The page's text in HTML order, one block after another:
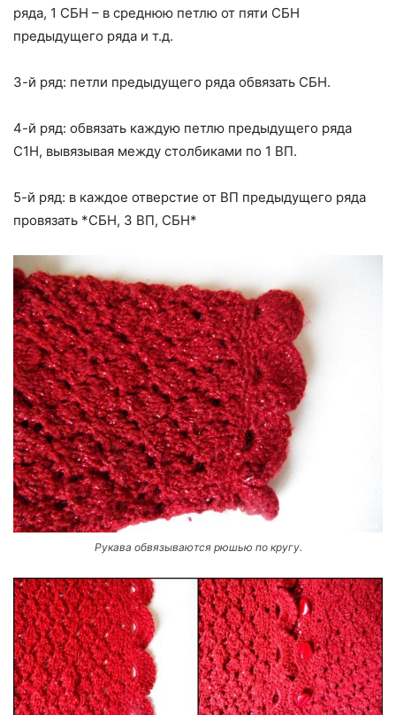
ряда, 1 СБН – в среднюю петлю от пяти СБН
предыдущего ряда и т.д.
3-й ряд: петли предыдущего ряда обвязать СБН.
4-й ряд: обвязать каждую петлю предыдущего ряда
С1Н, вывязывая между столбиками по 1 ВП.
5-й ряд: в каждое отверстие от ВП предыдущего ряда
провязать *СБН, 3 ВП, СБН*
Рукава обвязываются рюшью по кругу.